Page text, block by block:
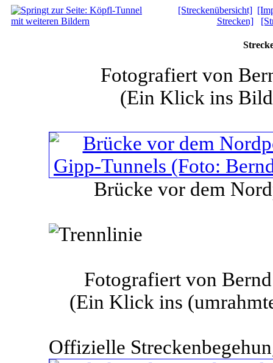
[Streckenübersicht]
Strecken]
Fotografiert von
(Ein Klick ins
Brücke vor dem
Fotografiert von
(Ein Klick ins
Offizielle